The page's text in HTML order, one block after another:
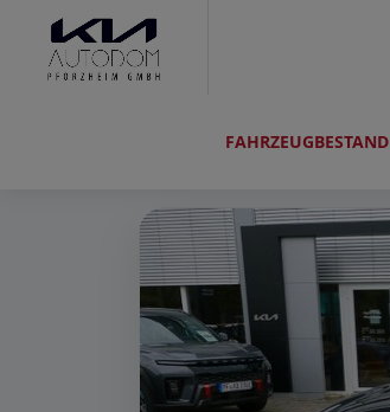
FAHRZEUGBESTAND